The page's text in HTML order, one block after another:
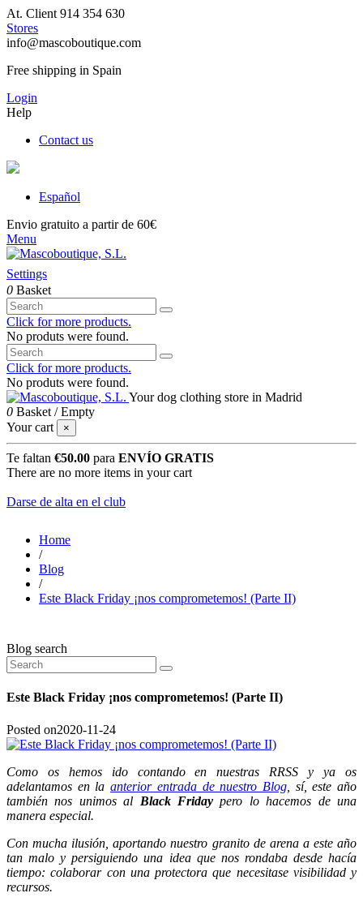
At. Client 914 354 630
Stores
info@mascoboutique.com
Free shipping in Spain
Login
Help
Contact us
Español
Envio gratuito a partir de 60€
Menu
Settings
0 Basket
Click for more products.
No produts were found.
Click for more products.
No produts were found.
Your dog clothing store in Madrid
0 Basket /Empty
Your cart
×
Te faltan €50.00 para ENVÍO GRATIS
There are no more items in your cart
Darse de alta en el club
Home
/
Blog
/
Este Black Friday ¡nos comprometemos! (Parte II)
Blog search
Este Black Friday ¡nos comprometemos! (Parte II)
Posted on2020-11-24
Como os hemos ido contando en nuestras RRSS y ya os
adelantamos en laanterior entrada de nuestro Blog, sí, este año
también nos unimos al Black Fridaypero lo hacemos de una
manera especial.
Con mucha ilusión, aportando nuestro granito de arena a este año
tan malo y persiguiendo una idea que nos rondaba desde hacía
tiempo: colaborar con una protectora que necesitase visibilidad y
recursos.